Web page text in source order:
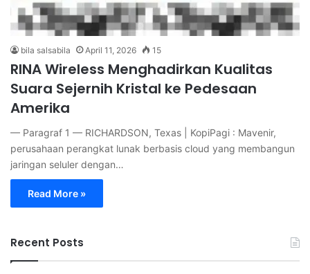
bila salsabila April 11, 2026 15
RINA Wireless Menghadirkan Kualitas
Suara Sejernih Kristal ke Pedesaan
Amerika
— Paragraf 1 — RICHARDSON, Texas | KopiPagi : Mavenir,
perusahaan perangkat lunak berbasis cloud yang membangun
jaringan seluler dengan…
Read More »
Recent Posts